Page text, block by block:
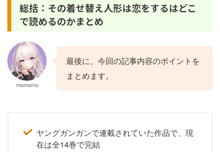
総括：その着せ替え人形は恋をするはどこ
で読めるのかまとめ
momomo
最後に、今回の記事内容のポイントを
まとめます。
ヤングガンガンで連載されていた作品で、現
在は全14巻で完結